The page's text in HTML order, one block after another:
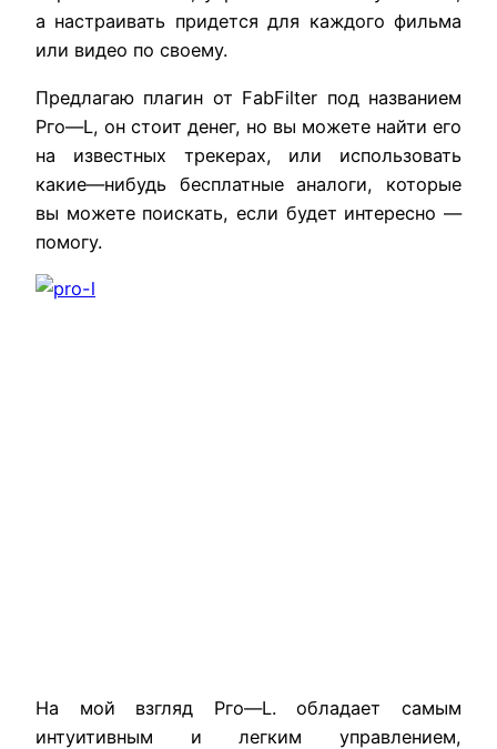
а настраивать придется для каждого фильма
или видео по своему.
Предлагаю плагин от FabFilter под названием
Рго—L, он стоит денег, но вы можете найти его
на
известных трекерах, или
использовать
какие—нибудь бесплатные аналоги, которые
вы можете поискать,если будет интересно —
помогу.
На мой взгляд Рго—L.обладает
самым
интуитивным
и легким управлением,